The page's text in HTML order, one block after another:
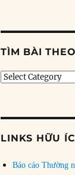
TÌM BÀI
Tìm
LINKS HỮU
Báo cáo Thường